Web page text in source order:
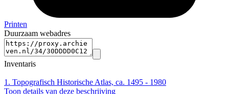
Printen
Duurzaam webadres
Inventaris
1. Topografisch Historische Atlas, ca. 1495 - 1980
Toon details van deze beschrijving